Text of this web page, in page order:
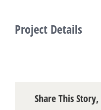
Project Details
Share This